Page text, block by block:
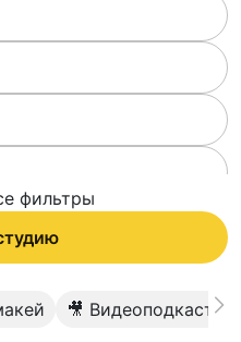
фильтры
🎥 Видеоподкаст